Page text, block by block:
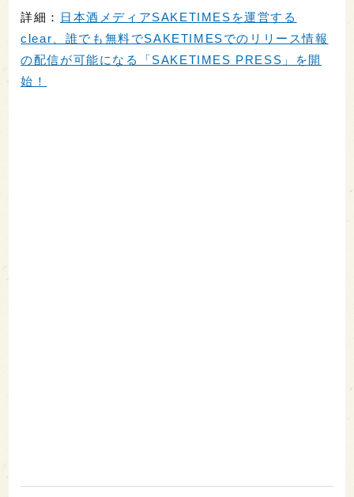
詳細：
日本酒メディアSAKETIMESを運営する
clear、誰でも無料でSAKETIMESでのリリース情報
の配信が可能になる「SAKETIMES PRESS」を開
始！